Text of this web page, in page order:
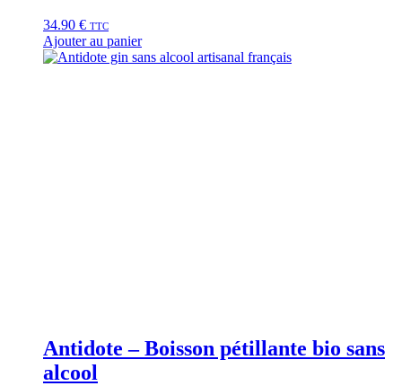
34.90 € TTC
Ajouter au panier
Antidote – Boisson pétillante bio sans
alcool